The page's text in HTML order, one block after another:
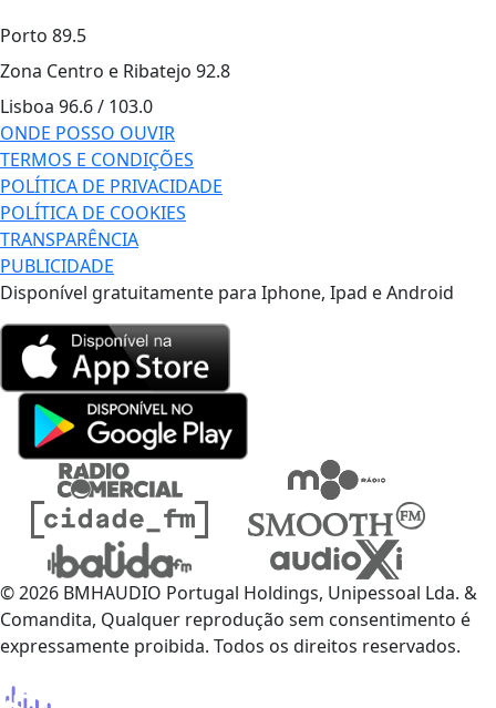
Porto 89.5
Zona Centro e Ribatejo 92.8
Lisboa 96.6 / 103.0
ONDE POSSO OUVIR
TERMOS E CONDIÇÕES
POLÍTICA DE PRIVACIDADE
POLÍTICA DE COOKIES
TRANSPARÊNCIA
PUBLICIDADE
Disponível gratuitamente para Iphone, Ipad e Android
© 2026 BMHAUDIO Portugal Holdings, Unipessoal Lda. &
Comandita, Qualquer reprodução sem consentimento é
expressamente proibida. Todos os direitos reservados.